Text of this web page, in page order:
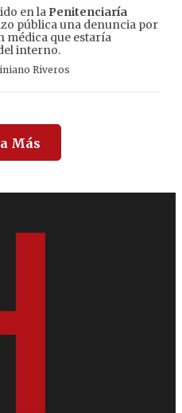
en la Penitenciaría
pública una denuncia por
médica que estaría
interno.
Riveros
Más